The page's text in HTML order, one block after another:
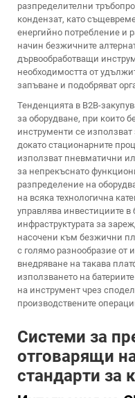
разпределителни
кондензат, като
енергийно потребление и
начин безжичните
дървообработващи
необходимостта от
запъване и подобряват
Тенденцията в B2B-
за оборудване, при които
инструменти се
докато стационарните
използват пневматични
за непрекъснато
разпределение на
на всяка технологична
управлява инвестициите
инфраструктурата за
насочени към безжични
с голямо разнообразие от
внедряване на такава
използването на
на инструмент чрез
производствените
Системи за
отговарящи
стандарти за